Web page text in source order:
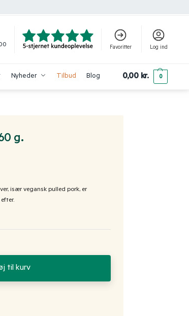
Favoritter Log ind
Nyheder Tilbud Blog 0,00 kr. 0
g.
især vegansk pulled pork, er
til kurv